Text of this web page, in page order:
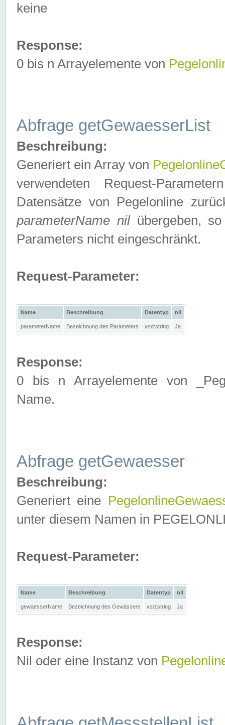
keine
Response:
0 bis n Arrayelemente von
Abfrage getGewaesserList
Beschreibung:
Generiert ein Array von
verwendeten Request-
Datensätze von Pegelonline
parameterName nilübergeben, so
Parameters nicht eingeschränkt.
Request-Parameter:
Name Beschreibung Datentyp nil
parameterName Bezeichnung des Parameters xsd:string Ja
Response:
0 bis n Arrayelemente von
Name.
Abfrage getGewaesser
Beschreibung:
Generiert eine
unter diesem Namen in
Request-Parameter:
Name Beschreibung Datentyp nil
gewaesserName Bezeichnung des Gewässers xsd:string Ja
Response:
Nil oder eine Instanz von